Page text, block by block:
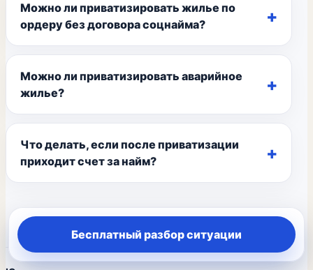
Можно ли приватизировать жилье по
ордеру без договора соцнайма?
Можно ли приватизировать аварийное
жилье?
Что делать, если после приватизации
приходит счет за найм?
Бесплатный разбор ситуации